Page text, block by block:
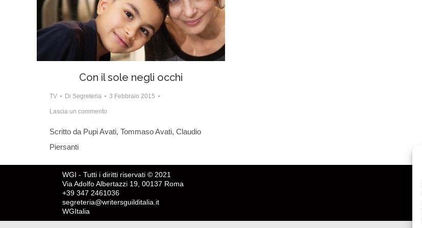
Con il sole negli occhi
TV Di Segreteria 3 Febbraio 2015
Lascia un commento
Scritto da Pupi Avati, Tommaso Avati, Claudio
Piersanti
WGI - Tutti i diritti riservati © 2021
Via Adolfo Albertazzi 19, 00137 Roma
+39 347 2461036
segreteria@writersguilditalia.it
WGItalia